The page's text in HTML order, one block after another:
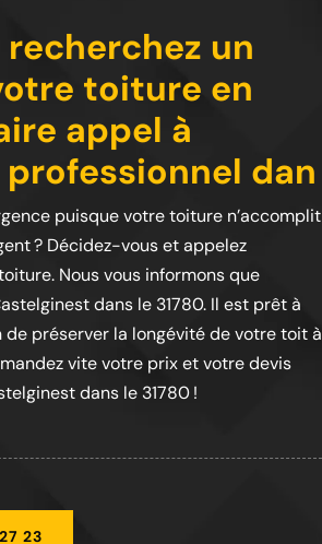
un
toiture en
appel à
dan
puisque votre toiture n’accomplit
? Décidez-vous et appelez
Nous vous informons que
dans le 31780. Il est prêt à
préserver la longévité de votre toit à
vite votre prix et votre devis
dans le 31780 !
23